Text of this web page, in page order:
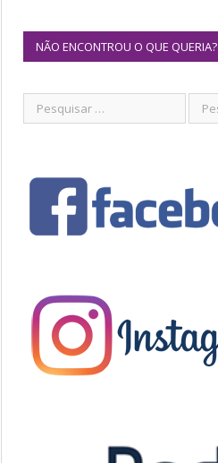
NÃO ENCONTROU O QUE QUERIA?